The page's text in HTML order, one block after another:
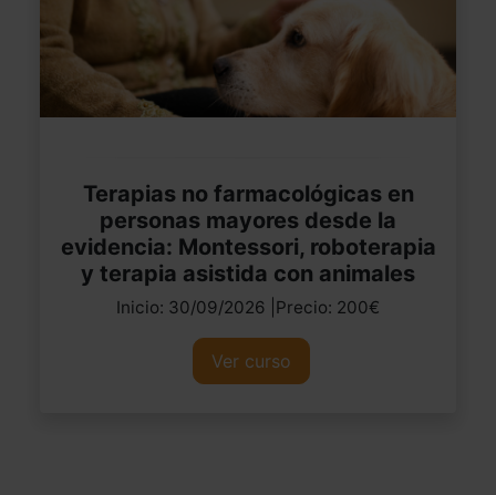
Terapias no farmacológicas en
personas mayores desde la
evidencia: Montessori, roboterapia
y terapia asistida con animales
Inicio: 30/09/2026 |Precio: 200€
Ver curso